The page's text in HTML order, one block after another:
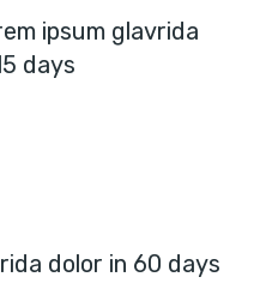
ipsum glavrida
days
dolor in 60 days